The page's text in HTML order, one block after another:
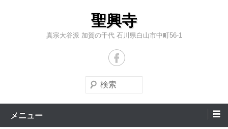
キ
聖興寺
真宗大谷派 加賀の千代 石川県白山市中町56-1
検
索
メニュー